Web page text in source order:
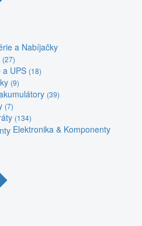
a Nabíjačky
(27)
a UPS (18)
(9)
(39)
(7)
(134)
Elektronika & Komponenty